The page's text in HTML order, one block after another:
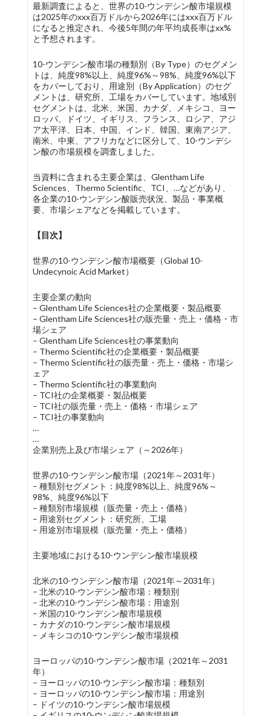
最新調査によると、世界の10-ウンデシン酸市場規模
は2025年のxxx百万ドルから2026年にはxxx百万ドル
になると推定され、今後5年間の年平均成長率はxx%
と予想されます。
10-ウンデシン酸市場の種類別（By Type）のセグメン
トは、純度98%以上、純度96%～98%、純度96%以下
をカバーしており、用途別（By Application）のセグ
メントは、研究所、工場をカバーしています。地域別
セグメントは、北米、米国、カナダ、メキシコ、ヨー
ロッパ、ドイツ、イギリス、フランス、ロシア、アジ
ア太平洋、日本、中国、インド、韓国、東南アジア、
南米、中東、アフリカなどに区分して、10-ウンデシ
ン酸の市場規模を調査しました。
当資料に含まれる主要企業は、Glentham Life
Sciences、Thermo Scientific、TCI、…などがあり、
各企業の10-ウンデシン酸販売状況、製品・事業概
要、市場シェアなどを掲載しています。
【目次】
世界の10-ウンデシン酸市場概要（Global 10-
Undecynoic Acid Market）
主要企業の動向
– Glentham Life Sciences社の企業概要・製品概要
– Glentham Life Sciences社の販売量・売上・価格・市
場シェア
– Glentham Life Sciences社の事業動向
– Thermo Scientific社の企業概要・製品概要
– Thermo Scientific社の販売量・売上・価格・市場シ
ェア
– Thermo Scientific社の事業動向
– TCI社の企業概要・製品概要
– TCI社の販売量・売上・価格・市場シェア
– TCI社の事業動向
…
…
企業別売上及び市場シェア（～2026年）
世界の10-ウンデシン酸市場（2021年～2031年）
– 種類別セグメント：純度98%以上、純度96%～
98%、純度96%以下
– 種類別市場規模（販売量・売上・価格）
– 用途別セグメント：研究所、工場
– 用途別市場規模（販売量・売上・価格）
主要地域における10-ウンデシン酸市場規模
北米の10-ウンデシン酸市場（2021年～2031年）
– 北米の10-ウンデシン酸市場：種類別
– 北米の10-ウンデシン酸市場：用途別
– 米国の10-ウンデシン酸市場規模
– カナダの10-ウンデシン酸市場規模
– メキシコの10-ウンデシン酸市場規模
ヨーロッパの10-ウンデシン酸市場（2021年～2031
年）
– ヨーロッパの10-ウンデシン酸市場：種類別
– ヨーロッパの10-ウンデシン酸市場：用途別
– ドイツの10-ウンデシン酸市場規模